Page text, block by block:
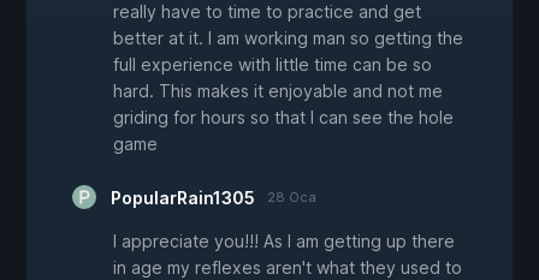
really have to time to practice and get
better at it. I am working man so getting the
full experience with little time can be so
hard. This makes it enjoyable and not me
griding for hours so that I can see the hole
game
PopularRain1305 28 Oca
I appreciate you!!! As I am getting up there
in age my reflexes aren't what they used to